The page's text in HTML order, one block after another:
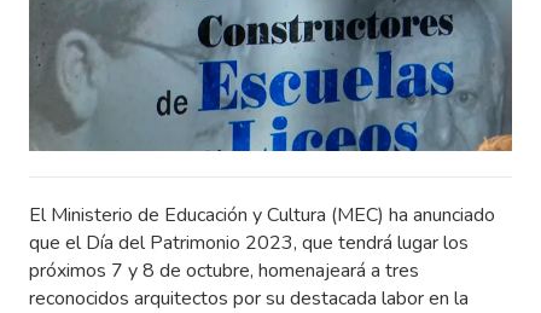
El Ministerio de Educación y Cultura (MEC) ha anunciado
que el Día del Patrimonio 2023, que tendrá lugar los
próximos 7 y 8 de octubre, homenajeará a tres
reconocidos arquitectos por su destacada labor en la